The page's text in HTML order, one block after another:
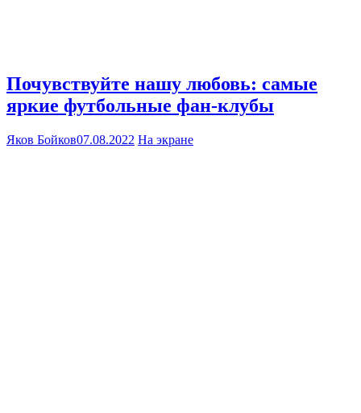
Почувствуйте нашу любовь: самые
яркие футбольные фан-клубы
Яков Бойков07.08.2022 На экране